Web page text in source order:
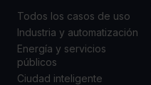
Todos los casos de uso
Industria y automatización
Energía y servicios
públicos
Ciudad inteligente